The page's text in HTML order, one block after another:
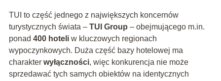
TUI to część jednego z największych koncernów
turystycznych świata – TUI Group – obejmującego m.in.
ponad 400 hoteliw kluczowych regionach
wypoczynkowych. Duża część bazy hotelowej ma
charakter wyłączności, więc konkurencja nie może
sprzedawać tych samych obiektów na identycznych